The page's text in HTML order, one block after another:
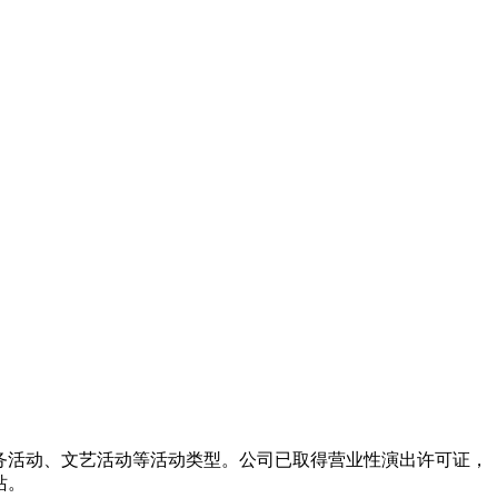
动、文艺活动等活动类型。公司已取得营业性演出许可证，